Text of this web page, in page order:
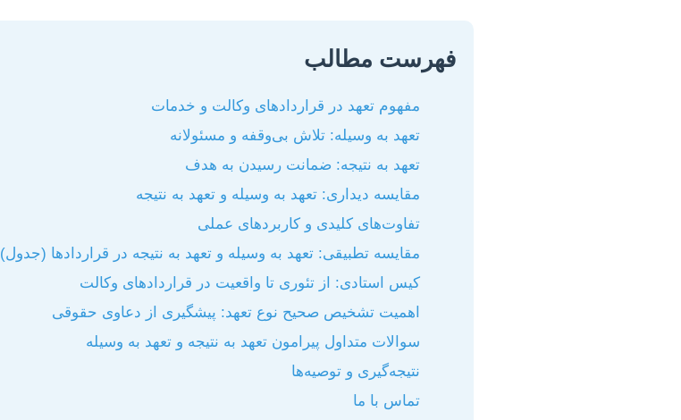
فهرست مطالب
مفهوم تعهد در قراردادهای وکالت و خدمات
تعهد به وسیله: تلاش بی‌وقفه و مسئولانه
تعهد به نتیجه: ضمانت رسیدن به هدف
مقایسه دیداری: تعهد به وسیله و تعهد به نتیجه
تفاوت‌های کلیدی و کاربردهای عملی
مقایسه تطبیقی: تعهد به وسیله و تعهد به نتیجه در قراردادها (جدول)
کیس استادی: از تئوری تا واقعیت در قراردادهای وکالت
اهمیت تشخیص صحیح نوع تعهد: پیشگیری از دعاوی حقوقی
سوالات متداول پیرامون تعهد به نتیجه و تعهد به وسیله
نتیجه‌گیری و توصیه‌ها
تماس با ما